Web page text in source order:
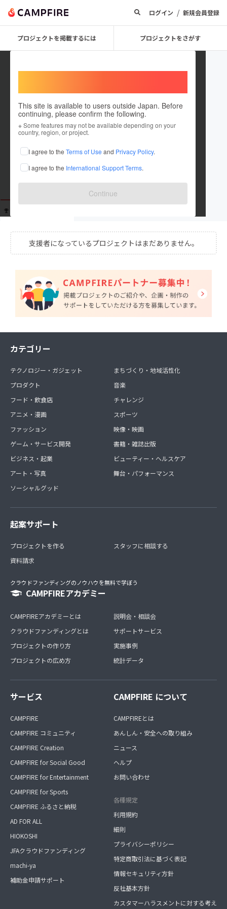
ログイン / 新規会員登録
プロジェクトを掲載するには プロジェクトをさがす
This site is available to users outside Japan. Before
continuing, please confirm the following.
※ Some features may not be available depending on your
country, region, or project.
I agree to the Terms of Use and Privacy Policy.
I agree to the International Support Terms.
Continue
Jj6feb kouchan
在住国：日本
出身国：日本 出身地：宮崎県
支援者になっているプロジェクトはまだありません。
カテゴリー
テクノロジー・ガジェット
プロダクト
フード・飲食店
アニメ・漫画
ファッション
ゲーム・サービス開発
ビジネス・起業
アート・写真
ソーシャルグッド
まちづくり・地域活性化
音楽
チャレンジ
スポーツ
映像・映画
書籍・雑誌出版
ビューティー・ヘルスケア
舞台・パフォーマンス
起案サポート
プロジェクトを作る
資料請求
スタッフに相談する
クラウドファンディングのノウハウを無料で学ぼう
CAMPFIREアカデミー
CAMPFIREアカデミーとは
クラウドファンディングとは
プロジェクトの作り方
プロジェクトの広め方
説明会・相談会
サポートサービス
実施事例
統計データ
サービス
CAMPFIRE
CAMPFIRE コミュニティ
CAMPFIRE Creation
CAMPFIRE for Social Good
CAMPFIRE for Entertainment
CAMPFIRE for Sports
CAMPFIRE ふるさと納税
AD FOR ALL
HIOKOSHI
JFAクラウドファンディング
machi-ya
補助金申請サポート
CAMPFIRE について
CAMPFIREとは
あんしん・安全への取り組み
ニュース
ヘルプ
お問い合わせ
各種規定
利用規約
細則
プライバシーポリシー
特定商取引法に基づく表記
情報セキュリティ方針
反社基本方針
カスタマーハラスメントに対する考え